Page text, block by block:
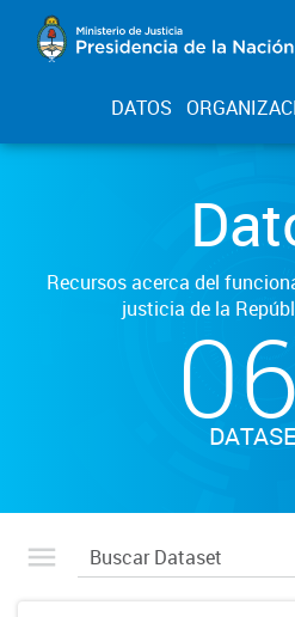
DATOS
Recursos acerca del
justicia de la